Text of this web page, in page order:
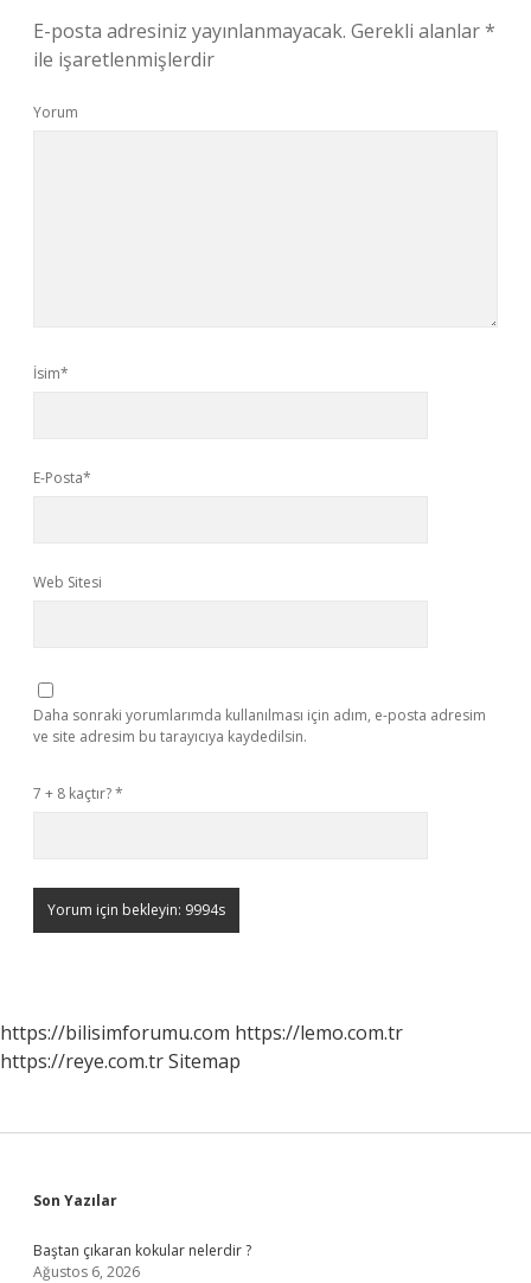
E-posta adresiniz yayınlanmayacak. Gerekli alanlar*
ile işaretlenmişlerdir
Yorum
İsim*
E-Posta*
Web Sitesi
Daha sonraki yorumlarımda kullanılması için adım, e-posta adresim
ve site adresim bu tarayıcıya kaydedilsin.
7 + 8 kaçtır?*
https://bilisimforumu.com https://lemo.com.tr
https://reye.com.trSitemap
Sidebar
Son Yazılar
Baştan çıkaran kokular nelerdir ?
Ağustos 6, 2026